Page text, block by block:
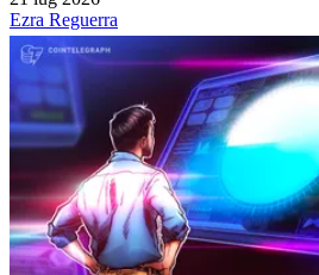
Ezra Reguerra